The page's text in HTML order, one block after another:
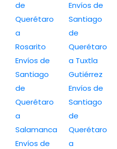
de
Querétaro
a
Rosarito
Envíos de
Santiago
de
Querétaro
a
Salamanca
Envíos de
Envíos de
Santiago
de
Querétaro
a Tuxtla
Gutiérrez
Envíos de
Santiago
de
Querétaro
a